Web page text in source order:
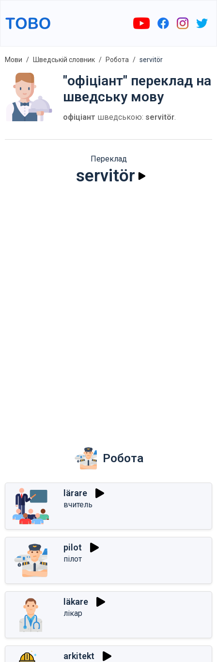
Мови Шведській словник Робота servitör
"офіціант" переклад на
шведську мову
офіціант шведською: servitör.
Переклад
servitör
Робота
lärare
вчитель
pilot
пілот
läkare
лікар
arkitekt